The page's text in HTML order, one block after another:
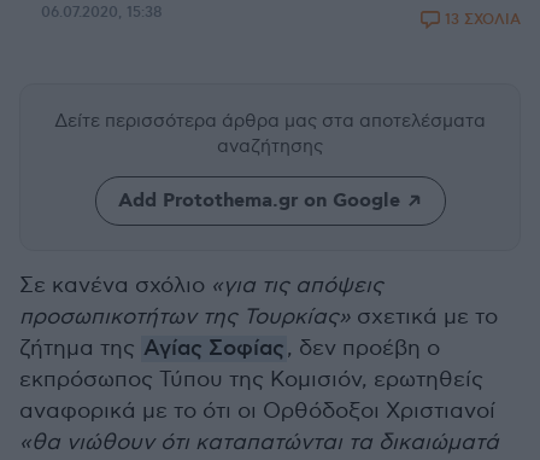
06.07.2020, 15:38 13 ΣΧΟΛΙΑ
Δείτε περισσότερα άρθρα μας στα αποτελέσματα
αναζήτησης
Add Protothema.gr on Google
Σε κανένα σχόλιο «για τις απόψεις
προσωπικοτήτων της Τουρκίας» σχετικά με το
ζήτημα της Αγίας Σοφίας, δεν προέβη ο
εκπρόσωπος Τύπου της Κομισιόν, ερωτηθείς
αναφορικά με το ότι οι Ορθόδοξοι Χριστιανοί
«θα νιώθουν ότι καταπατώνται τα δικαιώματά